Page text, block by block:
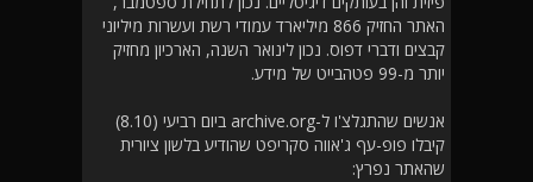
האתר החזיק 866 מיליארד עמודי רשת ועשרות מיליוני
קבצים ודברי דפוס. נכון לינואר השנה, הארכיון מחזיק
יותר מ-99 פטהבייט של מידע.
אנשים שהתגלצ'ו ל-archive.org ביום רביעי (8.10)
קיבלו פופ-עף ג'אווה סקריפט שהודיע בלשון ציורית
שהאתר נפרץ: